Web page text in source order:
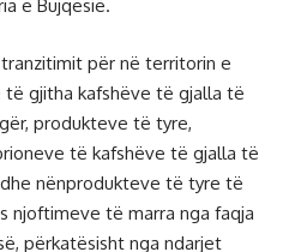
e Bujqësië.
për në territorin e
të gjitha kafshëve të gjalla të
produkteve të tyre,
të kafshëve të gjalla të
nënprodukteve të tyre të
njoftimeve të marra nga faqja
përkatësisht nga ndarjet